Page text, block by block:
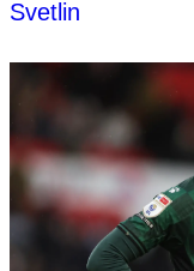
Svetlin